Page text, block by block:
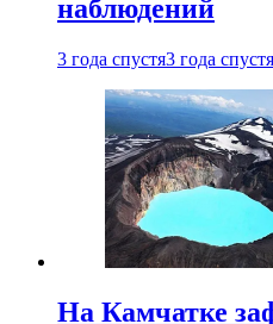
наблюдений
3 года спустя3 года спустя
На Камчатке